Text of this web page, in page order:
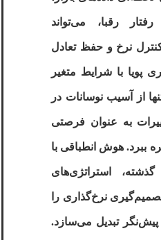
رقبا، می‌تواند
نرخ و حفظ تعادل
پویا با شرایط متغیر
از آسیب نوسانات در
به عنوان فرصتی
ببرد. هوش انطباقی با
استراتژی‌های
نرخ‌گذاری را
تبدیل می‌سازد.